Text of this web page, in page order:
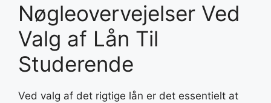
Nøgleovervejelser Ved
Valg af Lån Til
Studerende
Ved valg af det rigtige lån er det essentielt at